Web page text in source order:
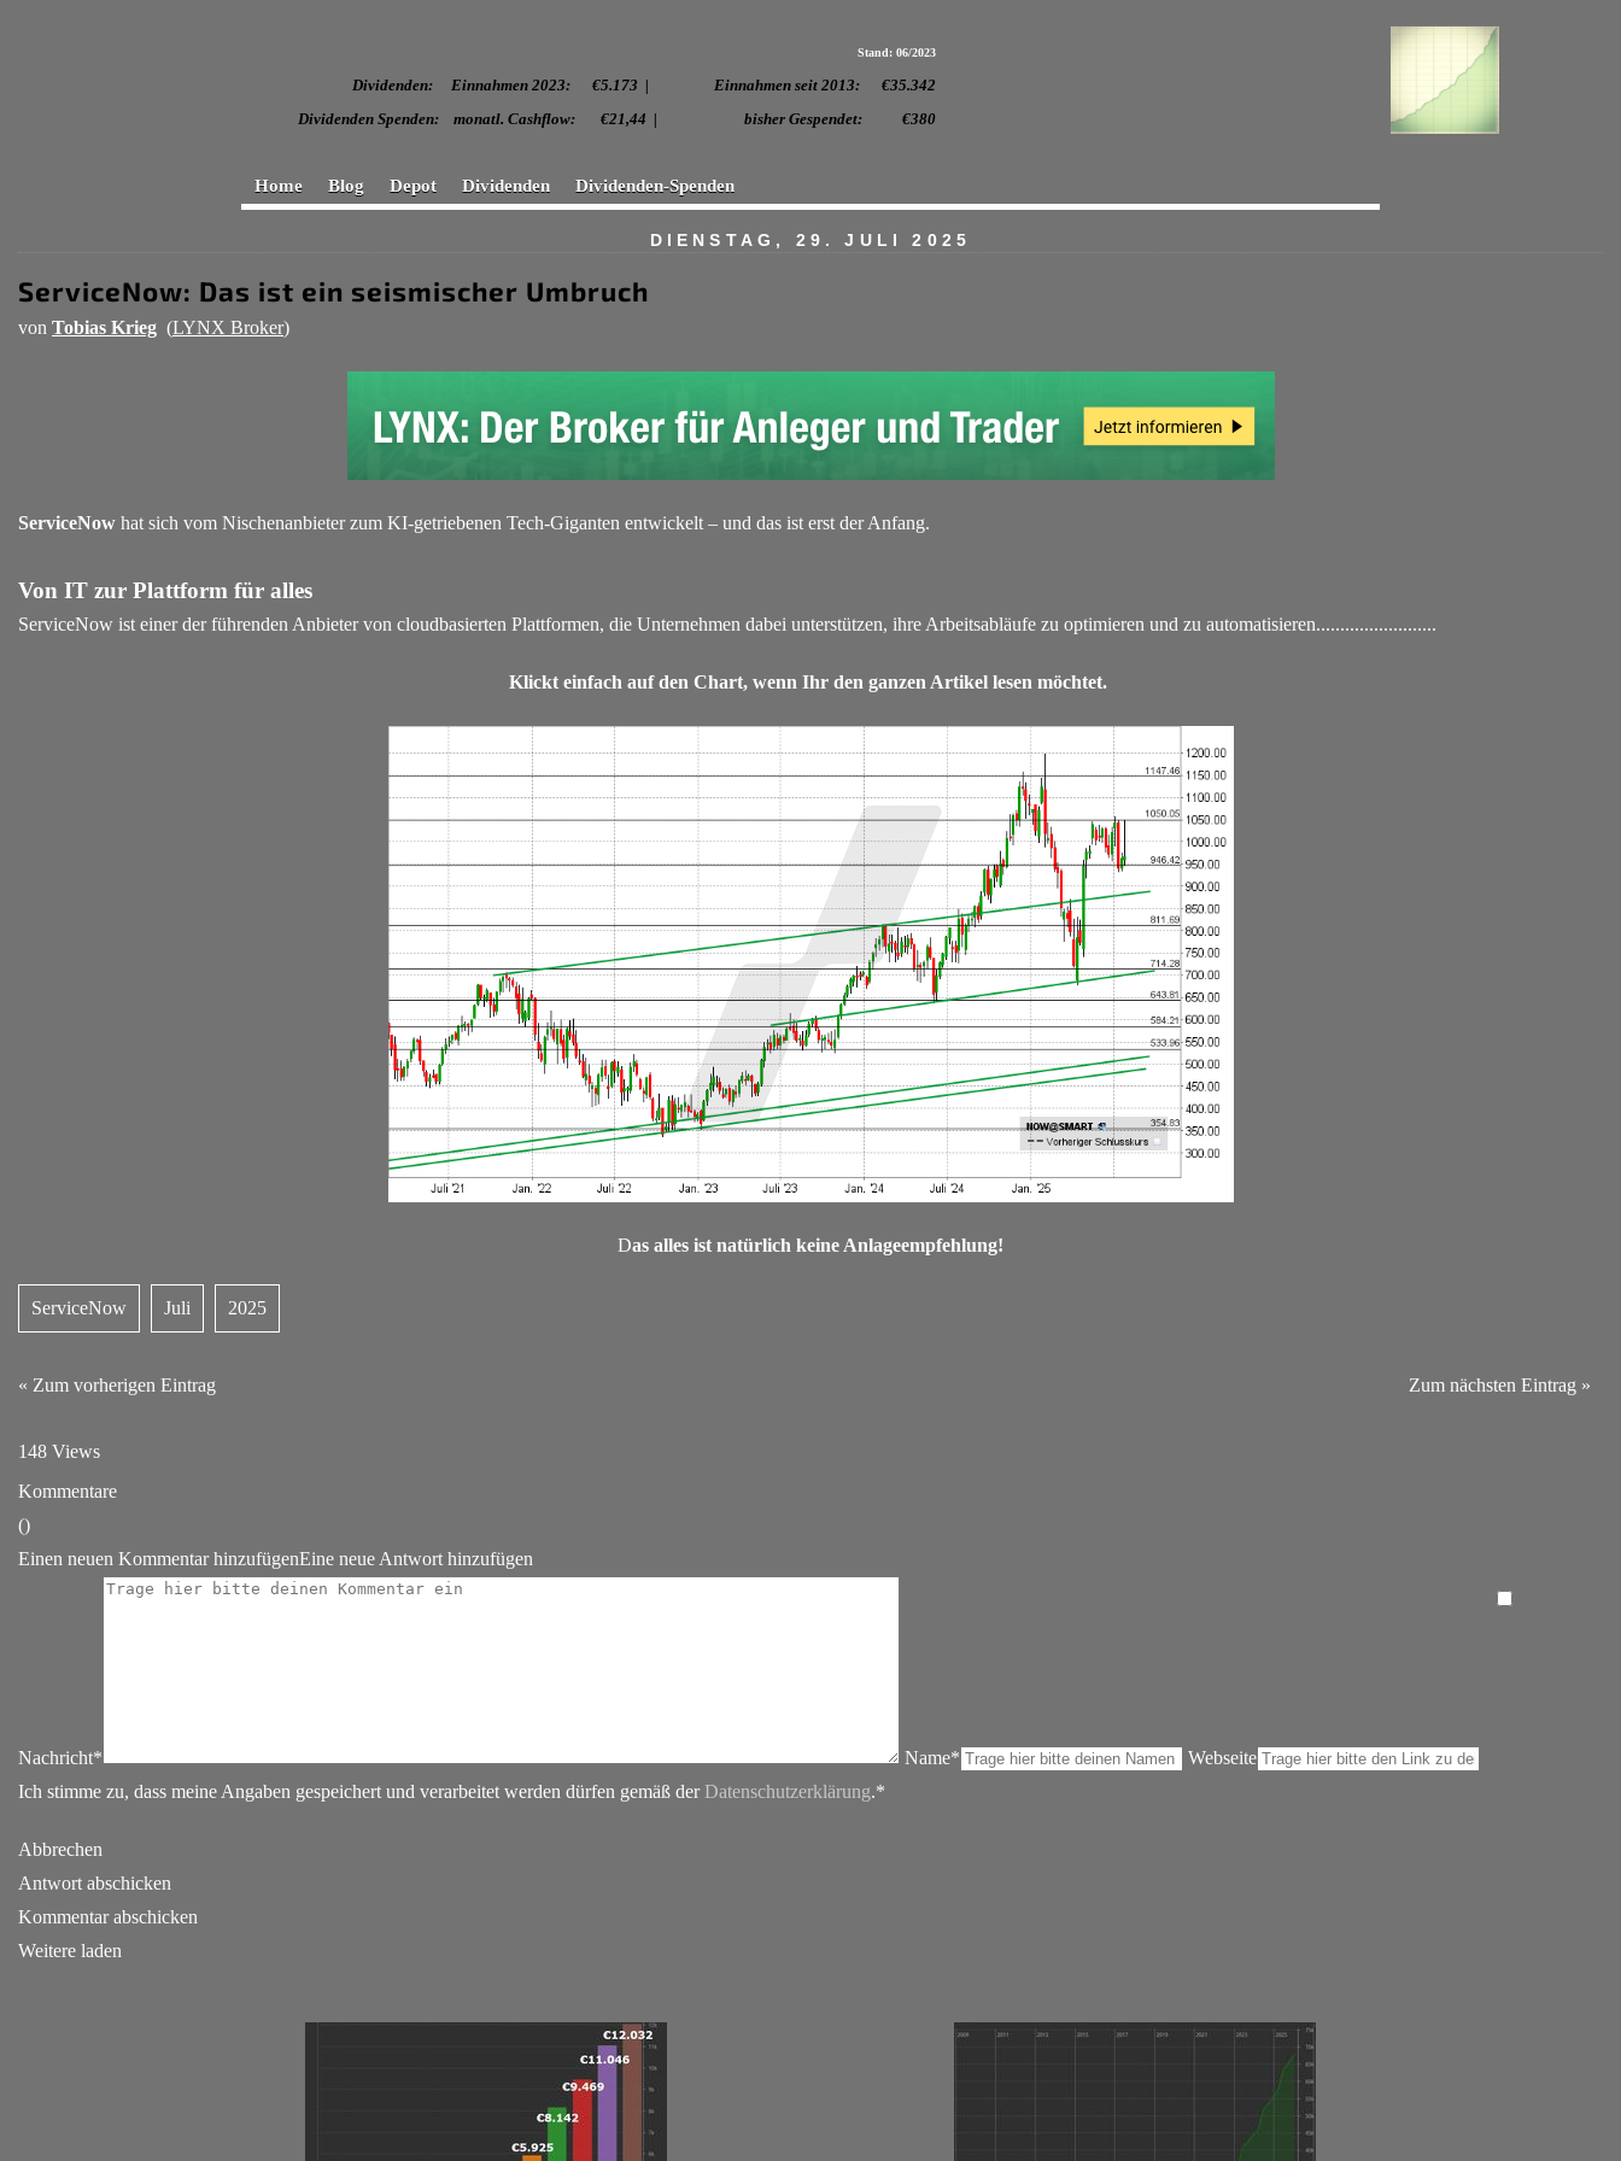
Stand: 06/2023
Dividenden: Einnahmen 2023: €5.173 | Einnahmen seit 2013: €35.342
Dividenden Spenden: monatl. Cashflow: €21,44 | bisher Gespendet: €380
Home Blog Depot Dividenden Dividenden-Spenden
DIENSTAG, 29. JULI 2025
ServiceNow: Das ist ein seismischer Umbruch
von Tobias Krieg (LYNX Broker)
ServiceNow hat sich vom Nischenanbieter zum KI-getriebenen Tech-Giganten entwickelt – und das ist erst der Anfang.
Von IT zur Plattform für alles
ServiceNow ist einer der führenden Anbieter von cloudbasierten Plattformen, die Unternehmen dabei unterstützen, ihre Arbeitsabläufe zu optimieren und zu automatisieren.........................
Klickt einfach auf den Chart, wenn Ihr den ganzen Artikel lesen möchtet.
Das alles ist natürlich keine Anlageempfehlung!
ServiceNow Juli 2025
« Zum vorherigen Eintrag Zum nächsten Eintrag »
148 Views
Kommentare
()
Einen neuen Kommentar hinzufügenEine neue Antwort hinzufügen
Nachricht* Name*
Webseite
Ich stimme zu, dass meine Angaben gespeichert und verarbeitet werden dürfen gemäß der Datenschutzerklärung.*
Abbrechen
Antwort abschicken
Kommentar abschicken
Weitere laden